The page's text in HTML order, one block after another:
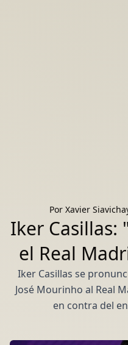
Por Xavier
Iker Casillas:
el Real
Iker Casillas se
José Mourinho al Real
en contra del